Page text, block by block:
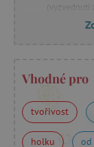
(vyzvednutí
Vhodné pro
tvořivost
holku